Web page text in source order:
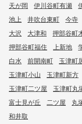
天が岡 伊川谷町有瀬
池上
井吹台東町 今寺
大沢
大津和 押部谷町
押部谷町福住
上新地
白水
前開南町 玉津町
玉津町小山
玉津町新方
玉津町二ツ屋
玉津町丸
富士見が丘
二ツ屋 丸
和井取